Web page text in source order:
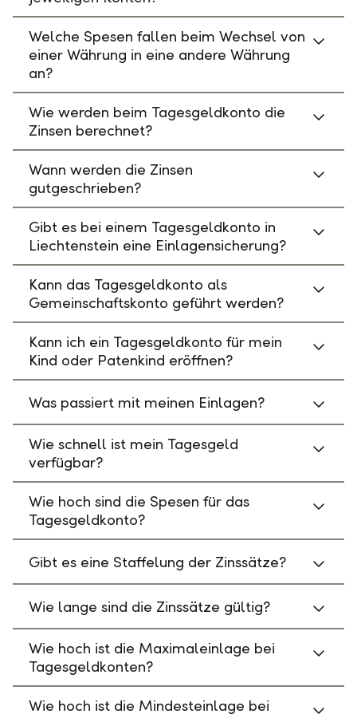
Welche Spesen fallen beim Wechsel von
einer Währung in eine andere Währung
an?
Wie werden beim Tagesgeldkonto die
Zinsen berechnet?
Wann werden die Zinsen
gutgeschrieben?
Gibt es bei einem Tagesgeldkonto in
Liechtenstein eine Einlagensicherung?
Kann das Tagesgeldkonto als
Gemeinschaftskonto geführt werden?
Kann ich ein Tagesgeldkonto für mein
Kind oder Patenkind eröffnen?
Was passiert mit meinen Einlagen?
Wie schnell ist mein Tagesgeld
verfügbar?
Wie hoch sind die Spesen für das
Tagesgeldkonto?
Gibt es eine Staffelung der Zinssätze?
Wie lange sind die Zinssätze gültig?
Wie hoch ist die Maximaleinlage bei
Tagesgeldkonten?
Wie hoch ist die Mindesteinlage bei